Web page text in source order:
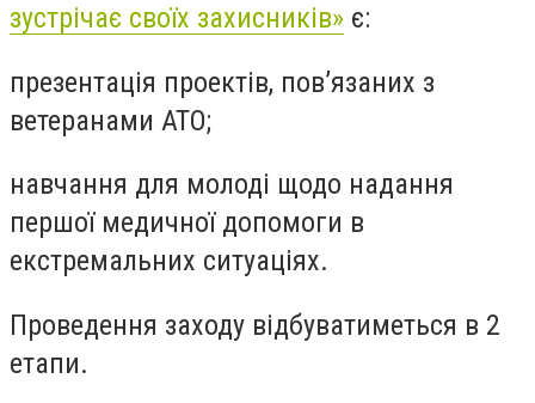
зустрічає своїх захисників» є:
презентація проектів, пов’язаних з
ветеранами АТО;
навчання для молоді щодо надання
першої медичної допомоги в
екстремальних ситуаціях.
Проведення заходу відбуватиметься в 2
етапи.